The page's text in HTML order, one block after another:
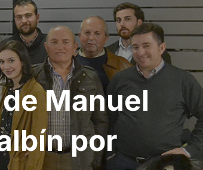
Manuel
por